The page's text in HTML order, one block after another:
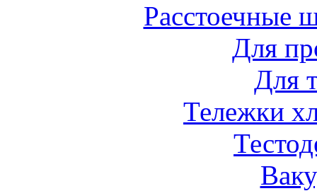
Расстоечные
Для
Для
Тележки